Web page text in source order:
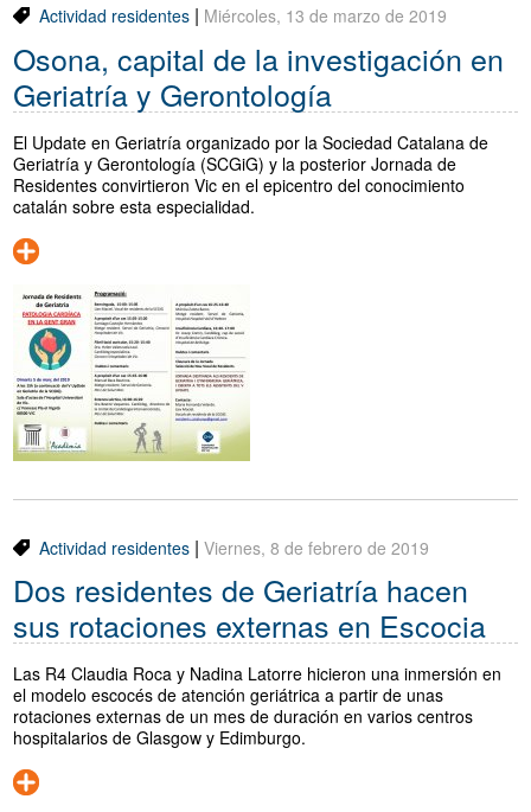
Actividad residentes| Miércoles, 13 de marzo de 2019
Osona, capital de la investigación en
Geriatría y Gerontología
El Update en Geriatría organizado por la Sociedad Catalana de
Geriatría y Gerontología (SCGiG) y la posterior Jornada de
Residentes convirtieron Vic en el epicentro del conocimiento
catalán sobre esta especialidad.
Actividad residentes| Viernes, 8 de febrero de 2019
Dos residentes de Geriatría hacen
sus rotaciones externas en Escocia
Las R4 Claudia Roca y Nadina Latorre hicieron una inmersión en
el modelo escocés de atención geriátrica a partir de unas
rotaciones externas de un mes de duración en varios centros
hospitalarios de Glasgow y Edimburgo.